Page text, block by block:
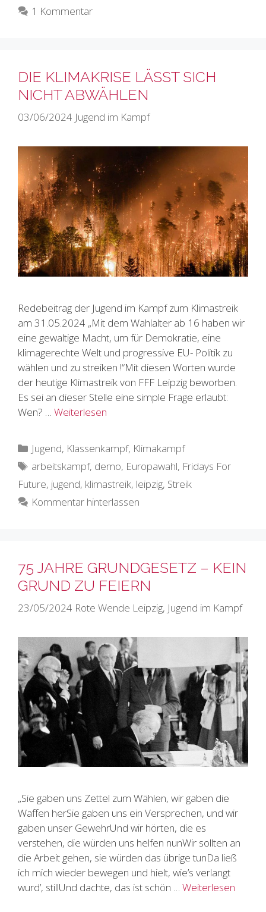
1 Kommentar
DIE KLIMAKRISE LÄSST SICH
NICHT ABWÄHLEN
03/06/2024 Jugend im Kampf
Redebeitrag der Jugend im Kampf zum Klimastreik
am 31.05.2024 „Mit dem Wahlalter ab 16 haben wir
eine gewaltige Macht, um für Demokratie, eine
klimagerechte Welt und progressive EU- Politik zu
wählen und zu streiken !“Mit diesen Worten wurde
der heutige Klimastreik von FFF Leipzig beworben.
Es sei an dieser Stelle eine simple Frage erlaubt:
Wen? … Weiterlesen
Kategorien
Jugend, Klassenkampf, Klimakampf
Schlagwörter
arbeitskampf, demo, Europawahl, Fridays For
Future, jugend, klimastreik, leipzig, Streik
Kommentar hinterlassen
75 JAHRE GRUNDGESETZ – KEIN
GRUND ZU FEIERN
23/05/2024 Rote Wende Leipzig, Jugend im Kampf
„Sie gaben uns Zettel zum Wählen, wir gaben die
Waffen herSie gaben uns ein Versprechen, und wir
gaben unser GewehrUnd wir hörten, die es
verstehen, die würden uns helfen nunWir sollten an
die Arbeit gehen, sie würden das übrige tunDa ließ
ich mich wieder bewegen und hielt, wie’s verlangt
wurd’, stillUnd dachte, das ist schön … Weiterlesen